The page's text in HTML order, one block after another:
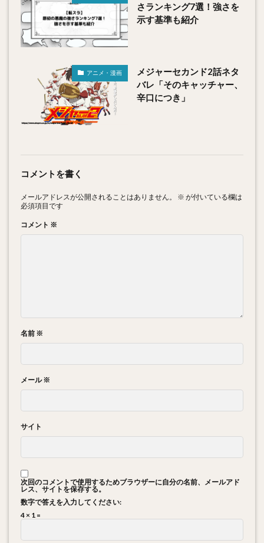
さランキング7選！強さを
示す基準も紹介
アニメ・漫画
メジャーセカンド2話ネタ
バレ「そのキャッチャー、
辛口につき」
コメントを書く
メールアドレスが公開されることはありません。 ※ が付いている欄は
必須項目です
コメント ※
名前 ※
メール※
サイト
次回のコメントで使用するためブラウザーに自分の名前、メールアド
レス、サイトを保存する。
数字で答えを入力してください:
4 × 1 =